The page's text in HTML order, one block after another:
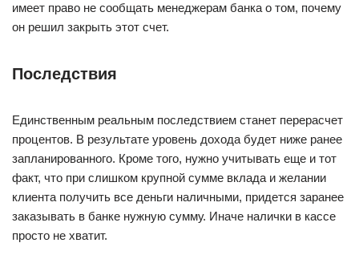
имеет право не сообщать менеджерам банка о том, почему
он решил закрыть этот счет.
Последствия
Единственным реальным последствием станет перерасчет
процентов. В результате уровень дохода будет ниже ранее
запланированного. Кроме того, нужно учитывать еще и тот
факт, что при слишком крупной сумме вклада и желании
клиента получить все деньги наличными, придется заранее
заказывать в банке нужную сумму. Иначе налички в кассе
просто не хватит.